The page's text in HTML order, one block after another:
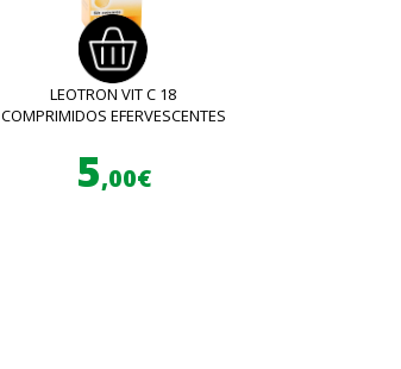
LEOTRON VIT C 18
COMPRIMIDOS EFERVESCENTES
5,00€